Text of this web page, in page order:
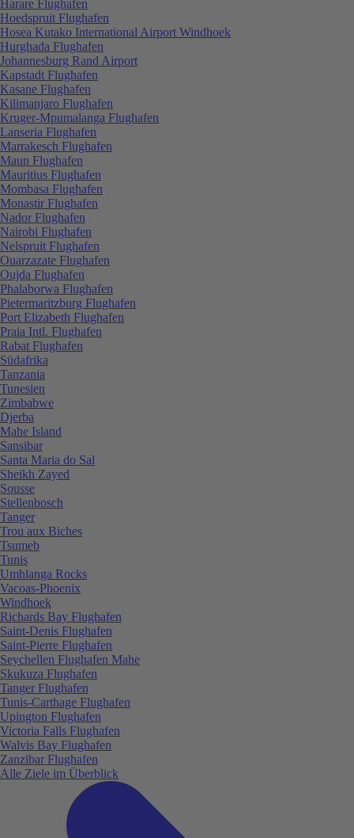
Harare Flughafen
Hoedspruit Flughafen
Hosea Kutako International Airport Windhoek
Hurghada Flughafen
Johannesburg Rand Airport
Kapstadt Flughafen
Kasane Flughafen
Kilimanjaro Flughafen
Kruger-Mpumalanga Flughafen
Lanseria Flughafen
Marrakesch Flughafen
Maun Flughafen
Mauritius Flughafen
Mombasa Flughafen
Monastir Flughafen
Nador Flughafen
Nairobi Flughafen
Nelspruit Flughafen
Ouarzazate Flughafen
Oujda Flughafen
Phalaborwa Flughafen
Pietermaritzburg Flughafen
Port Elizabeth Flughafen
Praia Intl. Flughafen
Rabat Flughafen
Südafrika
Tanzania
Tunesien
Zimbabwe
Djerba
Mahe Island
Sansibar
Santa Maria do Sal
Sheikh Zayed
Sousse
Stellenbosch
Tanger
Trou aux Biches
Tsumeb
Tunis
Umhlanga Rocks
Vacoas-Phoenix
Windhoek
Richards Bay Flughafen
Saint-Denis Flughafen
Saint-Pierre Flughafen
Seychellen Flughafen Mahe
Skukuza Flughafen
Tanger Flughafen
Tunis-Carthage Flughafen
Upington Flughafen
Victoria Falls Flughafen
Walvis Bay Flughafen
Zanzibar Flughafen
Alle Ziele im Überblick